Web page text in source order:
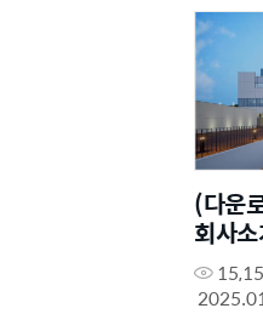
(다운
회사